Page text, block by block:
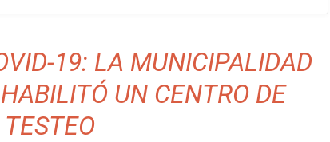
19: LA MUNICIPALIDAD
UN CENTRO DE
TESTEO